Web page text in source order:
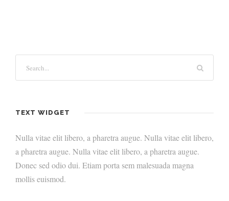
TEXT WIDGET
Nulla vitae elit libero, a pharetra augue. Nulla vitae elit libero,
a pharetra augue. Nulla vitae elit libero, a pharetra augue.
Donec sed odio dui. Etiam porta sem malesuada magna
mollis euismod.